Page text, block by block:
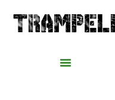
Inhalt
springen